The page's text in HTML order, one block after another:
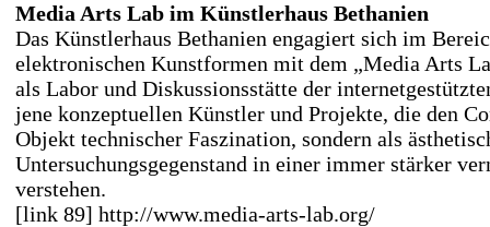
Media Arts Lab im Künstlerhaus Bethanien
Das Künstlerhaus Bethanien engagiert sich im
elektronischen Kunstformen mit dem „Media Arts
als Labor und Diskussionsstätte der
jene konzeptuellen Künstler und Projekte, die den
Objekt technischer Faszination, sondern als
Untersuchungsgegenstand in einer immer stärker
verstehen.
[link 89] http://www.media-arts-lab.org/